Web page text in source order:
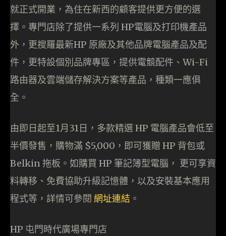
就正式開業，為住在新西的顧客提供更方便的選
擇。專門店除了提供一系列 HP電腦及打印機產品
外，更搜羅最新HP 原廠及其他品牌電腦產品及配
件，更特設個別品牌專區，提供電競配件、Wi-Fi
路由器及雲端儲存解決方案等產品，種類一應俱
全。
由即日起至1月31日，多款精選 HP 電腦產品會低至
半價發售，購物滿 $5,000，即可獲贈 HP 背包或
Belkin 拖板。如購買 HP 筆記簿型電腦， 更可享資
料轉移、免費協助升級記憶體，以及安裝基本應用
程式等，詳情可參閱 網址連結 。
HP 屯門時代廣場專門店